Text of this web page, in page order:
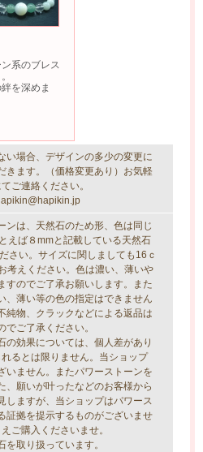
系のブレス
を深めま
い場合、デザインの多少の変更に
きます。（価格変更あり）お気軽
ご連絡ください。
ンは、天然石のため形、色は同じ
えば８mmと記載している天然石
さい。サイズに関しましても16ｃ
考えください。色は濃い、薄いや
すのでご了承お願いします。また
、薄い等の色の指定はできません
純物、クラックなどによる返品は
でご了承ください。
の効果については、個人差があり
るとは限りません。当ショップ
ません。またパワーストーンを
、願いが叶ったなどのお客様から
しますが、当ショップはパワース
証拠を提示するものがございませ
ご購入くださいませ。
を取り扱っています。